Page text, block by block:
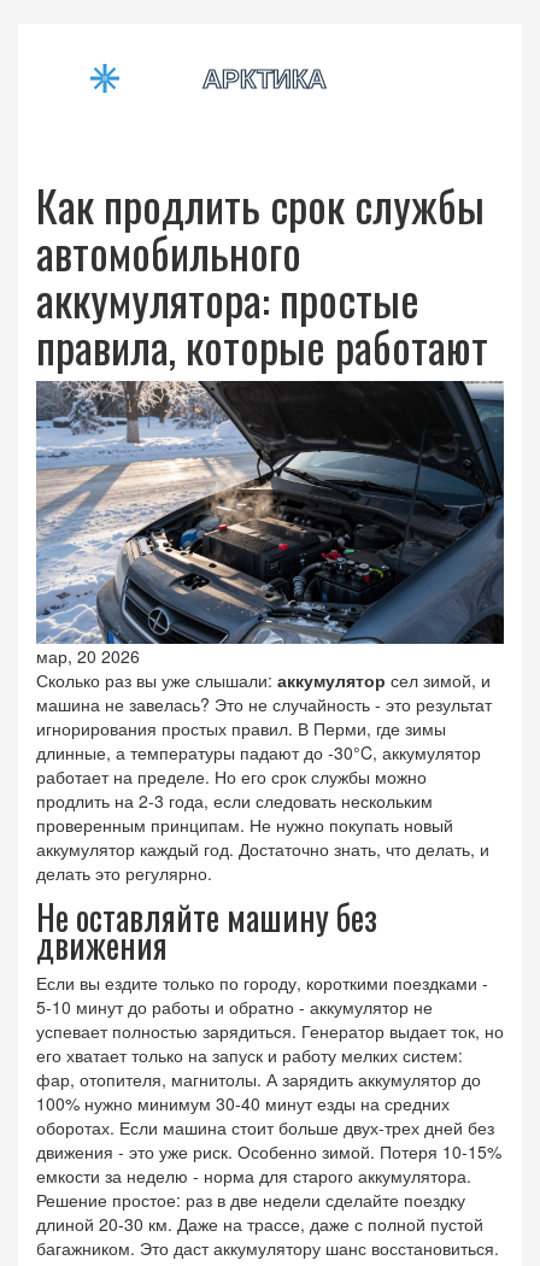
Как продлить срок службы
автомобильного
аккумулятора: простые
правила, которые работают
мар, 20 2026
Сколько раз вы уже слышали: аккумулятор сел зимой, и
машина не завелась? Это не случайность - это результат
игнорирования простых правил. В Перми, где зимы
длинные, а температуры падают до -30°C, аккумулятор
работает на пределе. Но его срок службы можно
продлить на 2-3 года, если следовать нескольким
проверенным принципам. Не нужно покупать новый
аккумулятор каждый год. Достаточно знать, что делать, и
делать это регулярно.
Не оставляйте машину без
движения
Если вы ездите только по городу, короткими поездками -
5-10 минут до работы и обратно - аккумулятор не
успевает полностью зарядиться. Генератор выдает ток, но
его хватает только на запуск и работу мелких систем:
фар, отопителя, магнитолы. А зарядить аккумулятор до
100% нужно минимум 30-40 минут езды на средних
оборотах. Если машина стоит больше двух-трех дней без
движения - это уже риск. Особенно зимой. Потеря 10-15%
емкости за неделю - норма для старого аккумулятора.
Решение простое: раз в две недели сделайте поездку
длиной 20-30 км. Даже на трассе, даже с полной пустой
багажником. Это даст аккумулятору шанс восстановиться.